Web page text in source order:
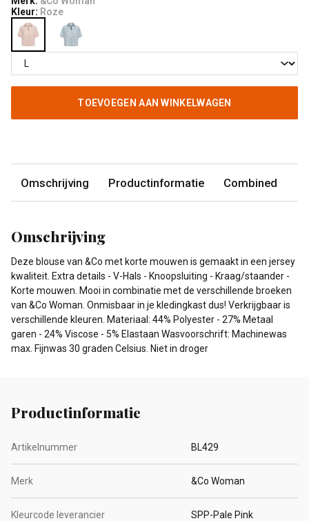
Kleur: Roze
TOEVOEGEN AAN WINKELWAGEN
Omschrijving Productinformatie Combined
Omschrijving
Deze blouse van &Co met korte mouwen is gemaakt in een jersey
kwaliteit. Extra details - V-Hals - Knoopsluiting - Kraag/staander -
Korte mouwen. Mooi in combinatie met de verschillende broeken
van &Co Woman. Onmisbaar in je kledingkast dus! Verkrijgbaar is
verschillende kleuren. Materiaal: 44% Polyester - 27% Metaal
garen - 24% Viscose - 5% Elastaan Wasvoorschrift: Machinewas
max. Fijnwas 30 graden Celsius. Niet in droger
Productinformatie
Artikelnummer BL429
Merk &Co Woman
Kleurcode leverancier SPP-Pale Pink